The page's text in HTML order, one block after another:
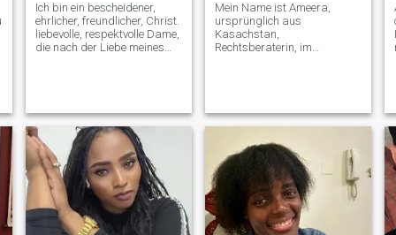
Ich bin ein bescheidener,
ehrlicher, freundlicher, Christ.
liebevolle, respektvolle Dame,
die nach der Liebe meines
MOSLEMS, SCHICKEN SIE
MIR KEINE NACHRICHTEN,
WEIL ICH NICHT
ANTWORTEN WERDE.
BETRÜGER UND
DIEJENIGEN, DIE NACH
AKTEN FRAGEN, ICH WERDE
DEN BERICHT-KNOPF
DRÜCKEN. UNTER 40
Mein Name ist Ameera,
ursprünglich aus
Kasachstan,
Rechtsberaterin, im
ernst. Ich freue mich darauf,
eine Familie mit einem guten
Menschen zu gründen.